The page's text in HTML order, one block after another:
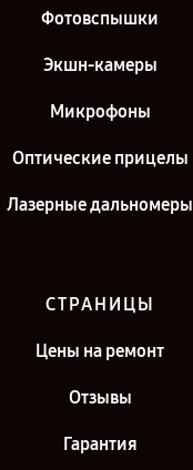
Фотовспышки
Экшн-камеры
Микрофоны
Оптические прицелы
Лазерные дальномеры
СТРАНИЦЫ
Цены на ремонт
Отзывы
Гарантия